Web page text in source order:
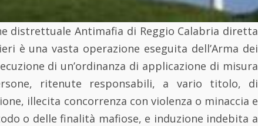
distrettuale Antimafia di Reggio Calabria diretta
è una vasta operazione eseguita dell’Arma dei
di un’ordinanza di applicazione di misura
ritenute responsabili, a vario titolo, di
illecita concorrenza con violenza o minaccia e
o delle finalità mafiose, e induzione indebita a